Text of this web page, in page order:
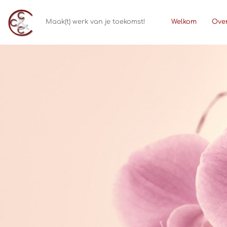
Maak(t) werk van je toekomst! Welkom